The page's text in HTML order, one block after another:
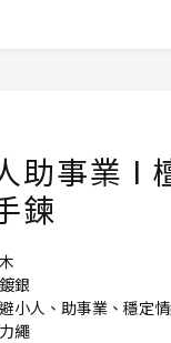
助事業 I
鍊
銀
小人、助事業、穩定
繩